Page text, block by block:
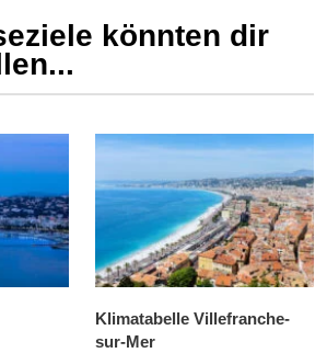
könnten dir
Klimatabelle Villefranche-
sur-Mer